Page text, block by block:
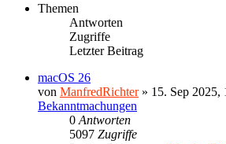
Themen
Antworten
Zugriffe
Letzter Beitrag
macOS 26
von ManfredRichter» 15. Sep 2025,
Bekanntmachungen
0 Antworten
5097 Zugriffe